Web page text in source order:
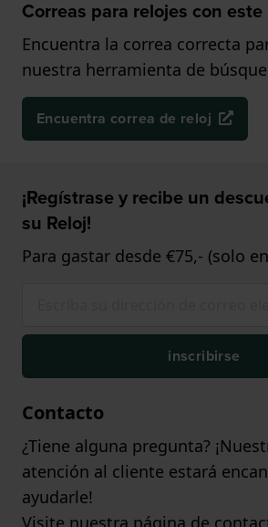
Correas para relojes con
Encuentra la correa correcta
nuestra herramienta de
Encuentra correa de reloj
¡Regístrase y recibe un
su Reloj!
Para gastar desde €75,- (solo
inscribirse
Contacto
¿Tiene alguna pregunta?
atención al cliente estará
ayudarle!
Visite nuestra página de